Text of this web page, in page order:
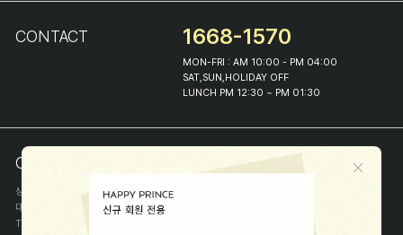
CONTACT 1668-1570
MON-FRI : AM 10:00 - PM 04:00
SAT,SUN,HOLIDAY OFF
LUNCH PM 12:30 ~ PM 01:30
COMPANY INFO
상호
(주)해피프린스
대표
이화진
TEL